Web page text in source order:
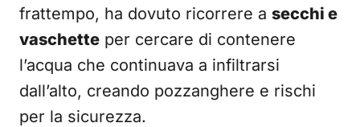
frattempo, ha dovuto ricorrere a secchi e
vaschette per cercare di contenere
l’acqua che continuava a infiltrarsi
dall’alto, creando pozzanghere e rischi
per la sicurezza.